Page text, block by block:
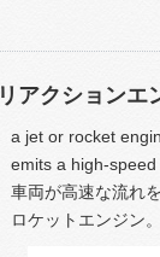
リアクションエ
a jet or rocket
emits a high-speed
車両が高速な流れ
ロケットエンジン。